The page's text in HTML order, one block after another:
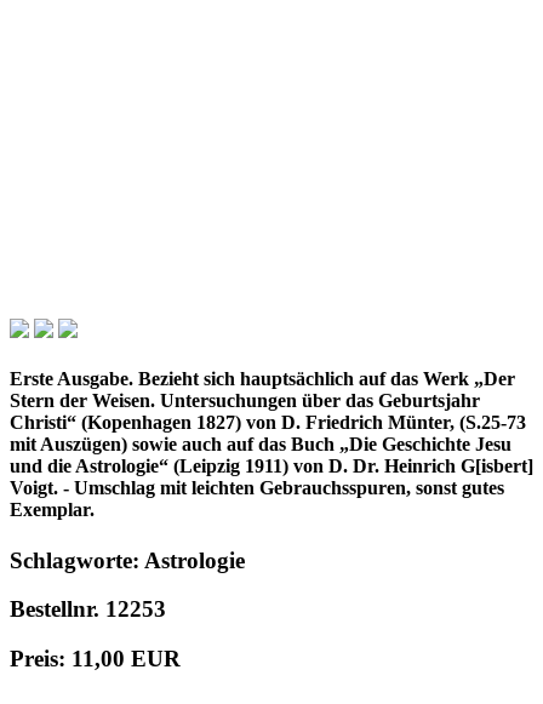
Erste Ausgabe. Bezieht sich hauptsächlich auf das Werk „Der
Stern der Weisen. Untersuchungen über das Geburtsjahr
Christi“ (Kopenhagen 1827) von D. Friedrich Münter, (S.25-73
mit Auszügen) sowie auch auf das Buch „Die Geschichte Jesu
und die Astrologie“ (Leipzig 1911) von D. Dr. Heinrich G[isbert]
Voigt. - Umschlag mit leichten Gebrauchsspuren, sonst gutes
Exemplar.
Schlagworte: Astrologie
Bestellnr. 12253
Preis: 11,00 EUR